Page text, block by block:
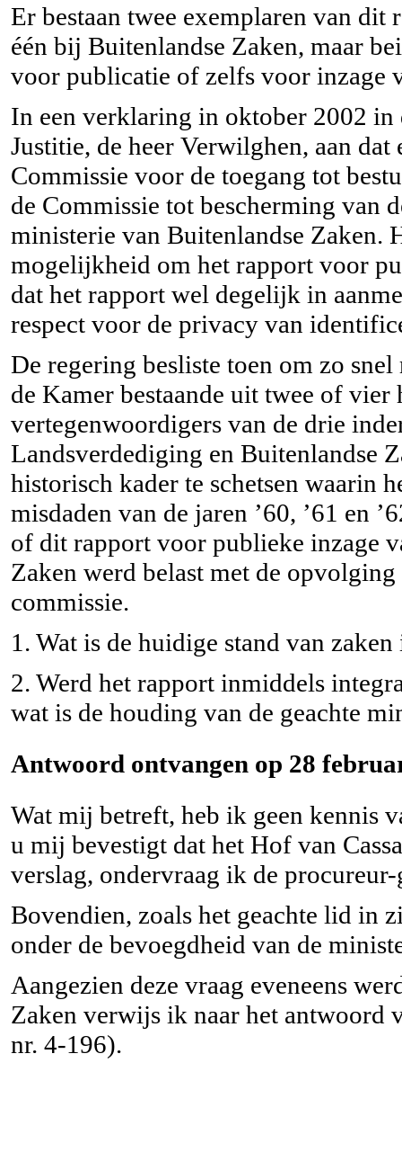
Er bestaan twee exemplaren van
één bij Buitenlandse Zaken, maar
voor publicatie of zelfs voor inzage
In een verklaring in oktober 2002
Justitie, de heer Verwilghen, aan
Commissie voor de toegang tot
de Commissie tot bescherming van
ministerie van Buitenlandse Zaken.
mogelijkheid om het rapport voor
dat het rapport wel degelijk in
respect voor de privacy van
De regering besliste toen om zo
de Kamer bestaande uit twee of
vertegenwoordigers van de drie
Landsverdediging en Buitenlandse
historisch kader te schetsen waarin
misdaden van de jaren ’60, ’61 en
of dit rapport voor publieke inzage
Zaken werd belast met de
commissie.
1. Wat is de huidige stand van
2. Werd het rapport inmiddels
wat is de houding van de geachte
Antwoord ontvangen op 28
Wat mij betreft, heb ik geen kennis
u mij bevestigt dat het Hof van
verslag, ondervraag ik de procureur-
Bovendien, zoals het geachte lid in
onder de bevoegdheid van de
Aangezien deze vraag eveneens
Zaken verwijs ik naar het antwoord
nr. 4-196).